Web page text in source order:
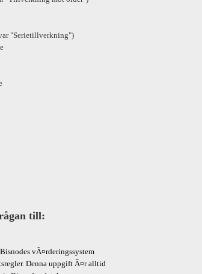
"Serietillverkning")
till: